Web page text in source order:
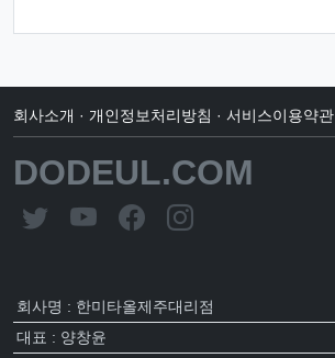
회사소개 · 개인정보처리방침 · 서비스이용약관
DODEUL.COM
회사명 : 한미타올제주대리점
대표 : 양창윤